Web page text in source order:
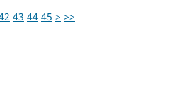
43 44 45 > >>